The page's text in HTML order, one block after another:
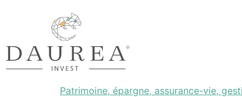
Patrimoine, épargne, assurance-vie,